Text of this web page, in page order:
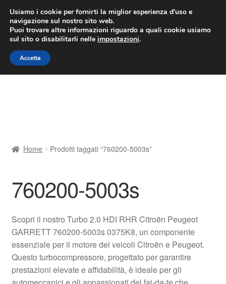
CONSEGNA da 7 EUR
Lun-Ven 9:00 - 16:00/800 580 290
Vai
alla
navigazione
Vai
al
contenuto
Contatto
Il mio account
Pagamenti
Politica sulla riservatezza
Home Prodotti taggati “760200-5003s”
760200-5003s
Scopri il nostro Turbo 2.0 HDI RHR Citroën Peugeot
GARRETT 760200-5003s 0375K8, un componente
essenziale per il motore dei veicoli Citroën e Peugeot.
Questo turbocompressore, progettato per garantire
prestazioni elevate e affidabilità, è ideale per gli
Usiamo i cookie per fornirti la miglior esperienza d'uso e
navigazione sul nostro sito web.
Puoi trovare altre informazioni riguardo a quali cookie usiamo
sul sito o disabilitarli nelle impostazioni.
Accetta